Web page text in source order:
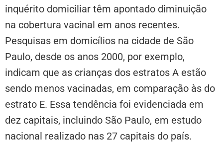
inquérito domiciliar têm apontado diminuição
na cobertura vacinal em anos recentes.
Pesquisas em domicílios na cidade de São
Paulo, desde os anos 2000, por exemplo,
indicam que as crianças dos estratos A estão
sendo menos vacinadas, em comparação às do
estrato E. Essa tendência foi evidenciada em
dez capitais, incluindo São Paulo, em estudo
nacional realizado nas 27 capitais do país.